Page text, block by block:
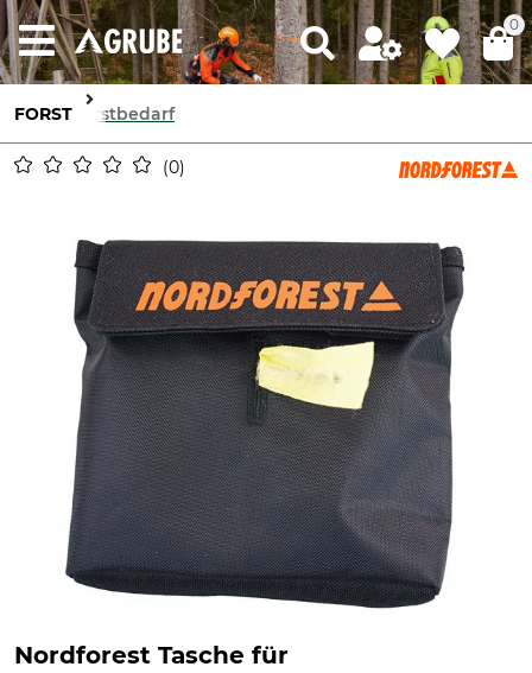
0
FORST Forstbedarf
0
Nordforest Tasche für